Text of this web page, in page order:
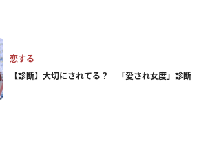
恋する
【診断】大切にされてる？ 「愛され女度」診断